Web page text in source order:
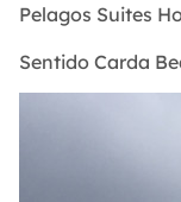
Pelagos Suites
Sentido Carda